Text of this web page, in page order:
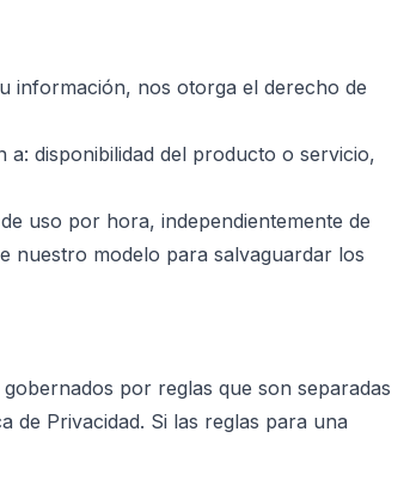
información, nos otorga el derecho de
disponibilidad del producto o servicio,
uso por hora, independientemente de
nuestro modelo para salvaguardar los
por reglas que son separadas
de Privacidad. Si las reglas para una